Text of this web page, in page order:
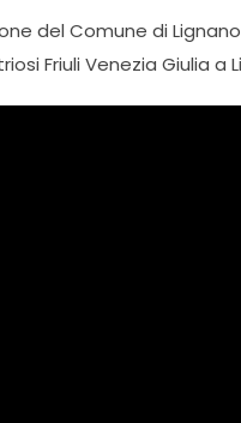
del Comune di
Friuli Venezia Giulia a